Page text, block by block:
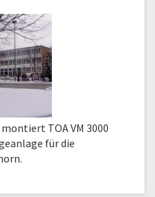
TOA VM 3000
für die